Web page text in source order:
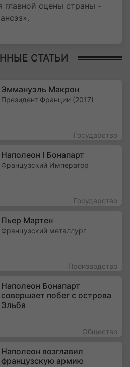
главной сцены страны -
СТАТЬИ
Эммануэль Макрон
Президент Франции (2017)
Государство
Наполеон I Бонапарт
Французский Император
Государство
Пьер Мартен
Французский металлург
Производство
Наполеон Бонапарт
совершает побег с острова
Эльба
Общество
Наполеон возглавил
французскую армию